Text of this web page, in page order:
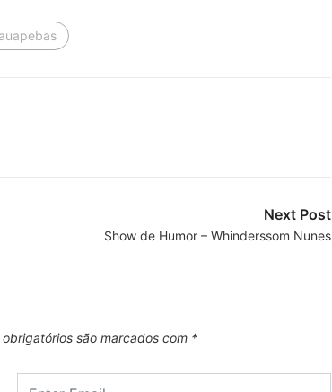
Next Post
Show de Humor – Whinderssom Nunes
obrigatórios são marcados com *